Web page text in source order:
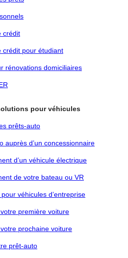
crédit
crédit pour étudiant
rénovations domiciliaires
pour véhicules
prêts-auto
auprès d’un concessionnaire
d’un véhicule électrique
de votre bateau ou VR
véhicules d’entreprise
première voiture
prochaine voiture
prêt-auto